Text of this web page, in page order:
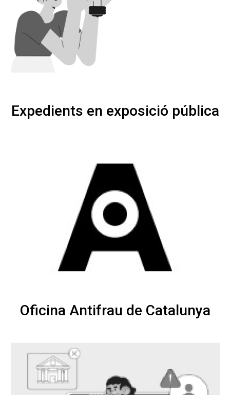
Transparència
Expedients en exposició pública
Oficina Antifrau de Catalunya